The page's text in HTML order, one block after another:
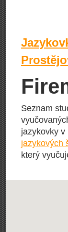
Seznam
jazykovky v
jazykových
který